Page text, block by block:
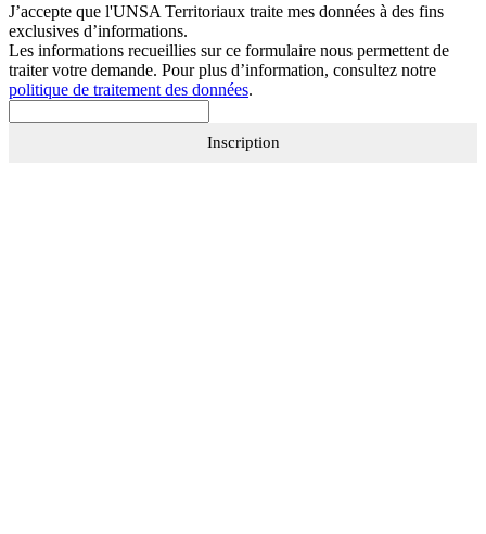
J’accepte que l'UNSA Territoriaux traite mes données à des fins
exclusives d’informations.
Les informations recueillies sur ce formulaire nous permettent de
traiter votre demande. Pour plus d’information, consultez notre
politique de traitement des données.
Inscription